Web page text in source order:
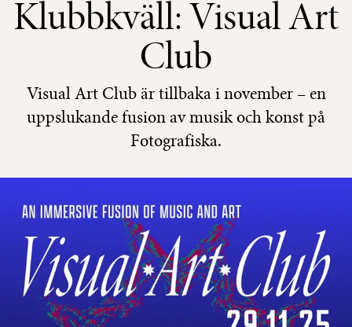
Klubbkväll: Visual Art
Club
Visual Art Club är tillbaka i november – en
uppslukande fusion av musik och konst på
Fotografiska.